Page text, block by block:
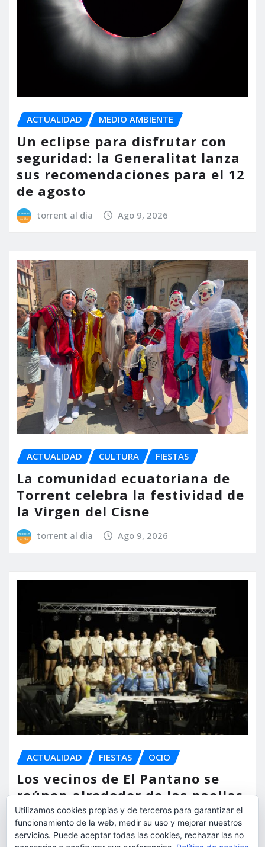
ACTUALIDAD MEDIO AMBIENTE
Un eclipse para disfrutar con
seguridad: la Generalitat lanza
sus recomendaciones para el 12
de agosto
torrent al dia Ago 9, 2026
ACTUALIDAD CULTURA FIESTAS
La comunidad ecuatoriana de
Torrent celebra la festividad de
la Virgen del Cisne
torrent al dia Ago 9, 2026
ACTUALIDAD FIESTAS OCIO
Los vecinos de El Pantano se
reúnen alrededor de las paellas
para celebrar sus fiestas
torrent al dia Ago 9, 2026
Utilizamos cookies propias y de terceros para garantizar el
funcionamiento de la web, medir su uso y mejorar nuestros
servicios. Puede aceptar todas las cookies, rechazar las no